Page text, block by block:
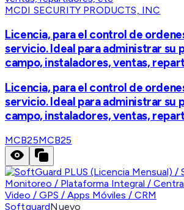
MCDI SECURITY PRODUCTS, INC
Licencia, para el control de
servicio. Ideal para administrar su
campo, instaladores, ventas,
Licencia, para el control de
servicio. Ideal para administrar su
campo, instaladores, ventas,
MCB25MCB25
SoftguardNuevo